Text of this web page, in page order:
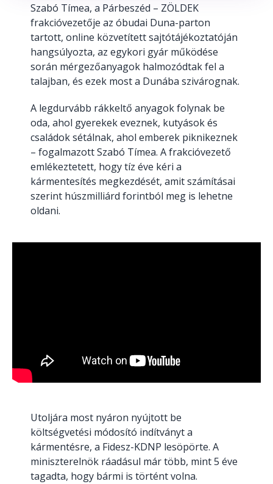
Szabó Tímea, a Párbeszéd – ZÖLDEK
frakcióvezetője az óbudai Duna-parton
tartott, online közvetített sajtótájékoztatóján
hangsúlyozta, az egykori gyár működése
során mérgezőanyagok halmozódtak fel a
talajban, és ezek most a Dunába szivárognak.
A legdurvább rákkeltő anyagok folynak be
oda, ahol gyerekek eveznek, kutyások és
családok sétálnak, ahol emberek piknikeznek
– fogalmazott Szabó Tímea. A frakcióvezető
emlékeztetett, hogy tíz éve kéri a
kármentesítés megkezdését, amit számításai
szerint húszmilliárd forintból meg is lehetne
oldani.
Utoljára most nyáron nyújtott be
költségvetési módosító indítványt a
kármentésre, a Fidesz-KDNP lesöpörte. A
miniszterelnök ráadásul már több, mint 5 éve
tagadta, hogy bármi is történt volna.